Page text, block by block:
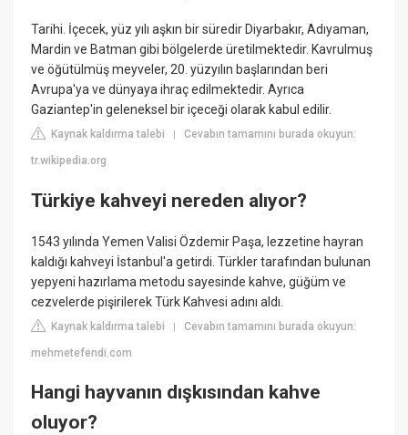
Tarihi. İçecek, yüz yılı aşkın bir süredir Diyarbakır, Adıyaman,
Mardin ve Batman gibi bölgelerde üretilmektedir. Kavrulmuş
ve öğütülmüş meyveler, 20. yüzyılın başlarından beri
Avrupa'ya ve dünyaya ihraç edilmektedir. Ayrıca
Gaziantep'in geleneksel bir içeceği olarak kabul edilir.
Kaynak kaldırma talebi |Cevabın tamamını burada okuyun:
tr.wikipedia.org
Türkiye kahveyi nereden alıyor?
1543 yılında Yemen Valisi Özdemir Paşa, lezzetine hayran
kaldığı kahveyi İstanbul'a getirdi. Türkler tarafından bulunan
yepyeni hazırlama metodu sayesinde kahve, güğüm ve
cezvelerde pişirilerek Türk Kahvesi adını aldı.
Kaynak kaldırma talebi |Cevabın tamamını burada okuyun:
mehmetefendi.com
Hangi hayvanın dışkısından kahve
oluyor?